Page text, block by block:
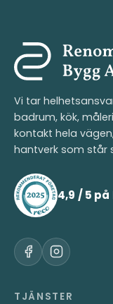
Vi tar
badrum, kök,
kontakt hela
hantverk som står
4,9 / 5 på
TJÄNSTER